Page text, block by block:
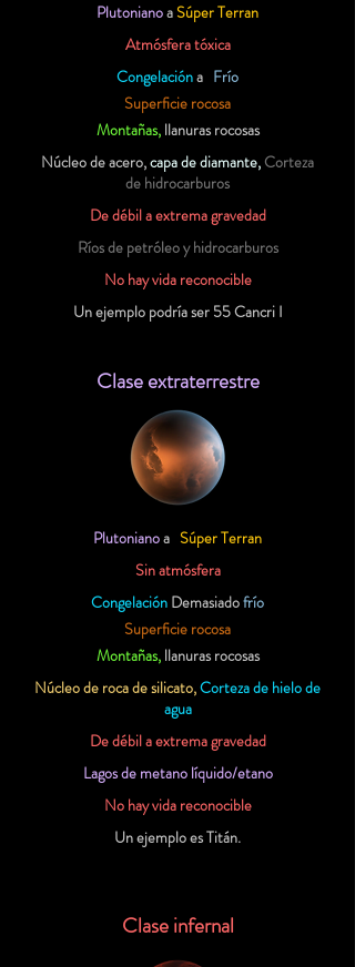
Plutonianoa Súper Terran
Atmósfera tóxica
Congelacióna Frío
Superficie rocosa
Montañas, llanuras rocosas
Núcleo de acero,capa de diamante, Corteza
de hidrocarburos
De débil a extrema gravedad
Ríos de petróleo y hidrocarburos
No hay vida reconocible
Un ejemplo podría ser 55 Cancri I
Clase extraterrestre
Plutonianoa Súper Terran
Sin atmósfera
Congelación Demasiadofrío
Superficie rocosa
Montañas, llanuras rocosas
Núcleo de roca de silicato,Corteza de hielo de
agua
De débil a extrema gravedad
Lagos de metano líquido/etano
No hay vida reconocible
Un ejemplo es Titán.
Clase infernal